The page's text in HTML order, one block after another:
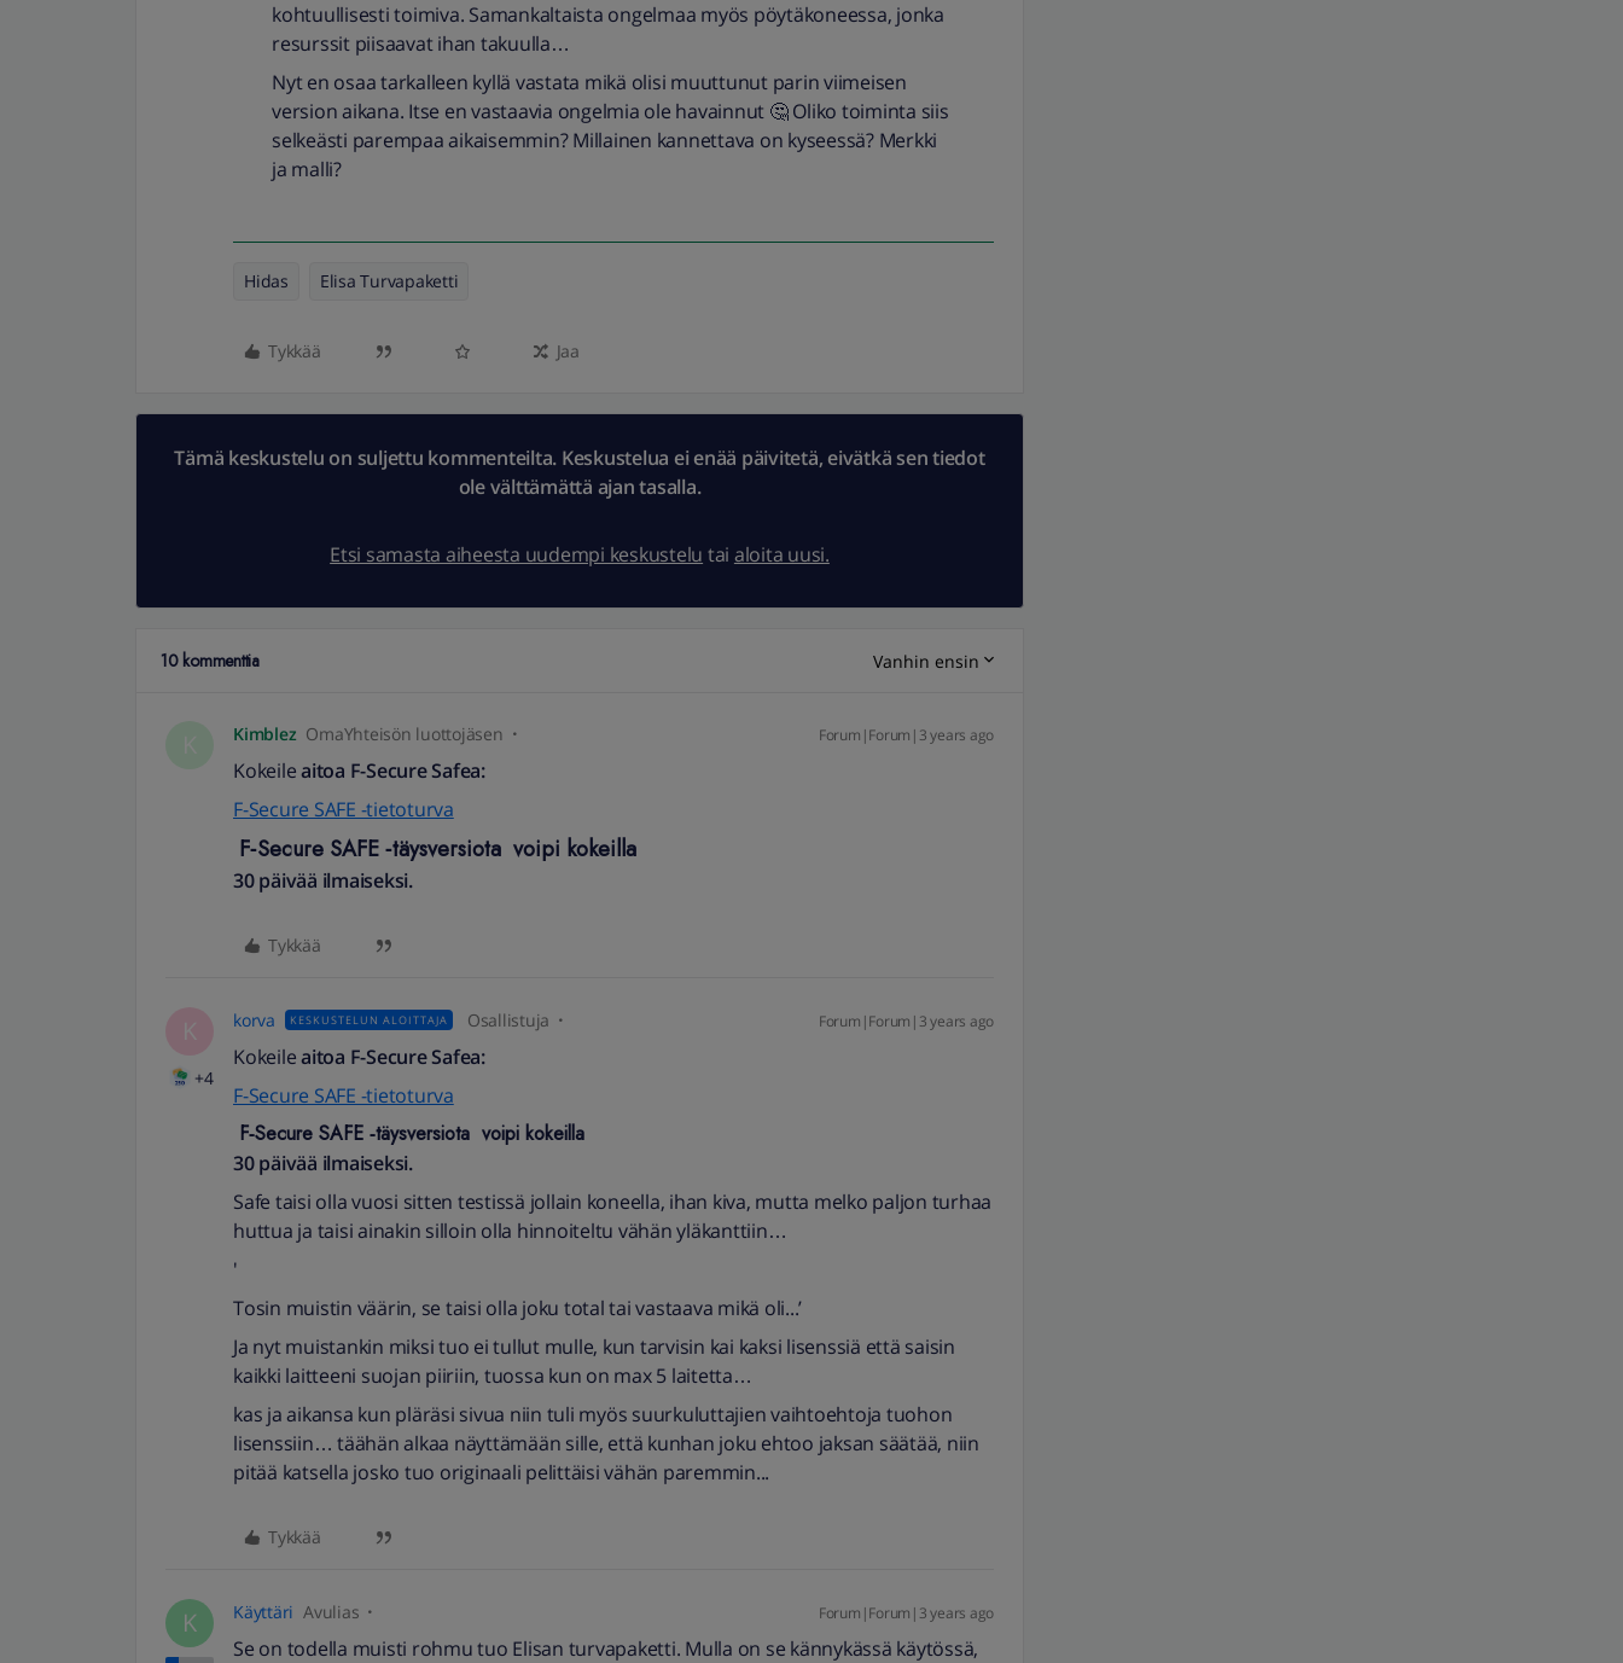
kohtuullisesti toimiva. Samankaltaista ongelmaa myös pöytäkoneessa, jonka
resurssit piisaavat ihan takuulla…
Nyt en osaa tarkalleen kyllä vastata mikä olisi muuttunut parin viimeisen
version aikana. Itse en vastaavia ongelmia ole havainnut 🤔 Oliko toiminta siis
selkeästi parempaa aikaisemmin? Millainen kannettava on kyseessä? Merkki
ja malli?
Hidas Elisa Turvapaketti
Tykkää Jaa
Tämä keskustelu on suljettu kommenteilta. Keskustelua ei enää päivitetä, eivätkä sen tiedot
ole välttämättä ajan tasalla.
Etsi samasta aiheesta uudempi keskustelu tai aloita uusi.
10 kommenttia Vanhin ensin
Kimblez OmaYhteisön luottojäsen Forum|Forum|3 years ago
Kokeileaitoa F-Secure Safea:
F-Secure SAFE -tietoturva
F‑Secure SAFE ‑täys­versiota voipi kokeilla
30 päivää ilmaiseksi.
Tykkää
K
+4
korva KESKUSTELUN ALOITTAJA Osallistuja Forum|Forum|3 years ago
Kokeileaitoa F-Secure Safea:
F-Secure SAFE -tietoturva
F‑Secure SAFE ‑täys­versiota voipi kokeilla
30 päivää ilmaiseksi.
Safe taisi olla vuosi sitten testissä jollain koneella, ihan kiva, mutta melko paljon turhaa
huttua ja taisi ainakin silloin olla hinnoiteltu vähän yläkanttiin…
'
Tosin muistin väärin, se taisi olla joku total tai vastaava mikä oli...’
Ja nyt muistankin miksi tuo ei tullut mulle, kun tarvisin kai kaksi lisenssiä että saisin
kaikki laitteeni suojan piiriin, tuossa kun on max 5 laitetta…
kas ja aikansa kun pläräsi sivua niin tuli myös suurkuluttajien vaihtoehtoja tuohon
lisenssiin… täähän alkaa näyttämään sille, että kunhan joku ehtoo jaksan säätää, niin
pitää katsella josko tuo originaali pelittäisi vähän paremmin...
Tykkää
K Käyttäri Avulias Forum|Forum|3 years ago
Se on todella muisti rohmu tuo Elisan turvapaketti. Mulla on se kännykässä käytössä,